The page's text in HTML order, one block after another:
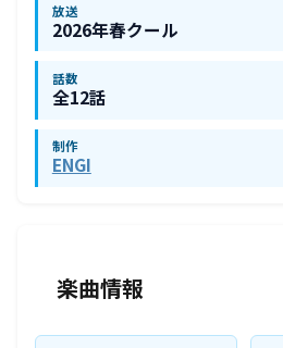
放送
2026年春クール
話数
全12話
制作
ENGI
楽曲情報